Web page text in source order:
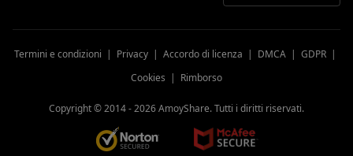
Termini e condizioni | Privacy | Accordo di licenza | DMCA | GDPR |
Cookies | Rimborso
Copyright © 2014 -2026AmoyShare. Tutti i diritti riservati.